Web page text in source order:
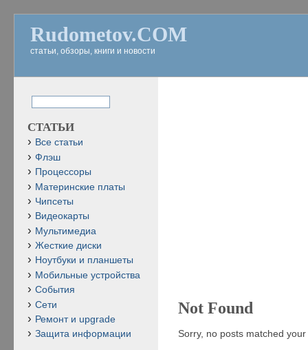
Rudometov.COM
статьи, обзоры, книги и новости
Not Found
Sorry, no posts matched
СТАТЬИ
Все статьи
Флэш
Процессоры
Материнские платы
Чипсеты
Видеокарты
Мультимедиа
Жесткие диски
Ноутбуки и планшеты
Мобильные устройства
События
Сети
Ремонт и upgrade
Защита информации